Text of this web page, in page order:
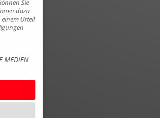
Sie
dazu
Urteil
MEDIEN